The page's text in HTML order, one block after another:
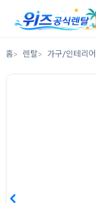
홈 렌탈 가구/인테리어